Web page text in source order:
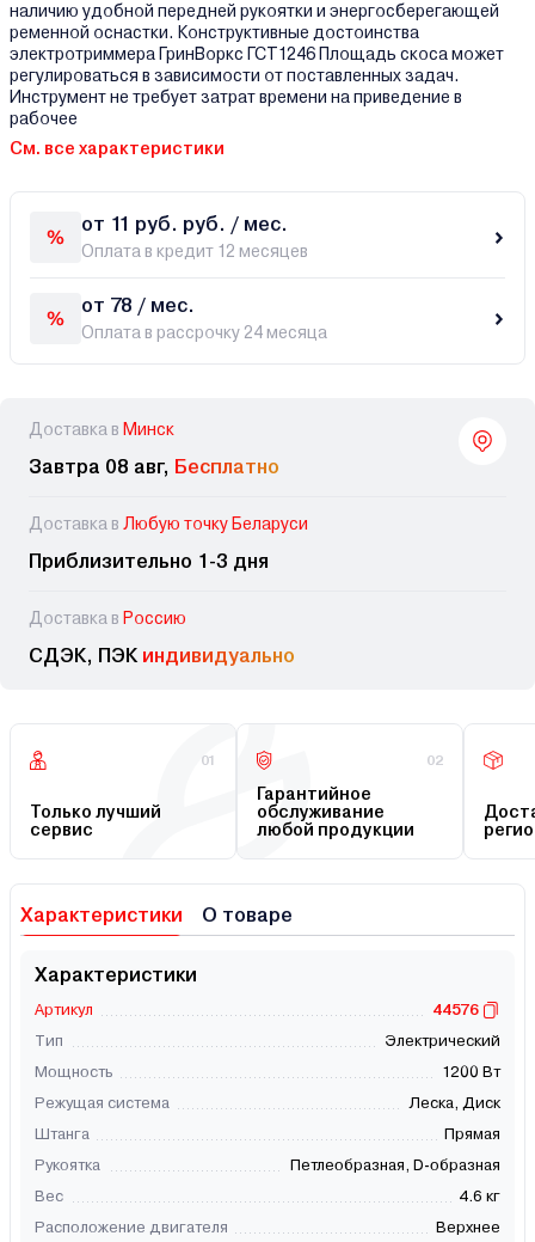
наличию удобной передней рукоятки и энергосберегающей
ременной оснастки. Конструктивные достоинства
электротриммера ГринВоркс ГСT1246 Площадь скоса может
регулироваться в зависимости от поставленных задач.
Инструмент не требует затрат времени на приведение в
рабочее
См. все характеристики
от 11 руб. руб. / мес.
Оплата в кредит 12 месяцев
от 78 / мес.
Оплата в рассрочку 24 месяца
Доставка в Минск
Завтра 08 авг, Бесплатно
Доставка в Любую точку Беларуси
Приблизительно 1-3 дня
Доставка в Россию
СДЭК, ПЭК индивидуально
01
Только лучший
сервис
02
Гарантийное
обслуживание
любой продукции
Характеристики О товаре
Характеристики
Артикул
44576
Тип
Электрический
Мощность
1200 Вт
Режущая система
Леска, Диск
Штанга
Прямая
Рукоятка
Петлеобразная, D-образная
Вес
4.6 кг
Расположение двигателя
Верхнее